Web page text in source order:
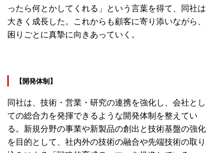
ったら何とかしてくれる」という言葉を得て、同社は
大きく成長した。これからも顧客に寄り添いながら、
困りごとに真摯に向きあっていく。
【開発体制】
同社は、技術・営業・研究の連携を強化し、会社とし
ての総合力を発揮できるような開発体制を整えてい
る。新規分野の事業や新製品の創出と技術基盤の強化
を目的として、社内外の技術の融合や先端技術の取り